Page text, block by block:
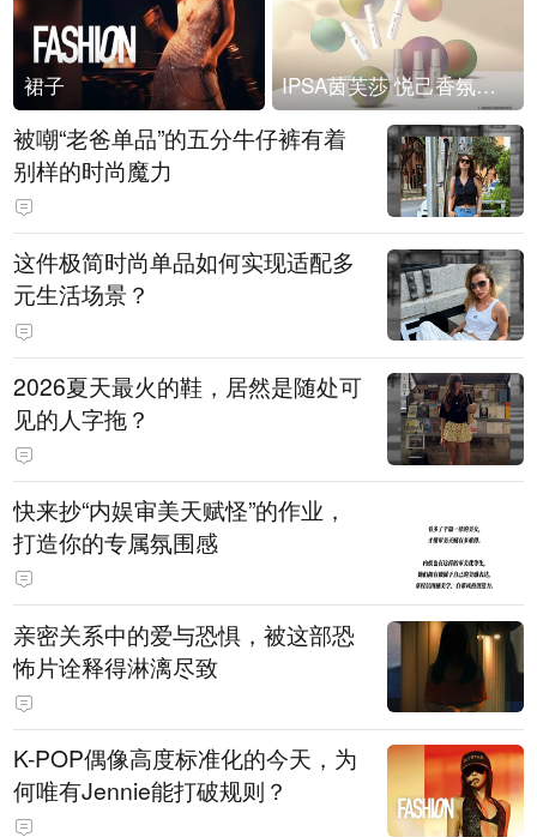
裙子 IPSA茵芙莎 悦己香氛凝露上市
被嘲“老爸单品”的五分牛仔裤有着
别样的时尚魔力
这件极简时尚单品如何实现适配多
元生活场景？
2026夏天最火的鞋，居然是随处可
见的人字拖？
快来抄“内娱审美天赋怪”的作业，
打造你的专属氛围感
亲密关系中的爱与恐惧，被这部恐
怖片诠释得淋漓尽致
K-POP偶像高度标准化的今天，为
何唯有Jennie能打破规则？